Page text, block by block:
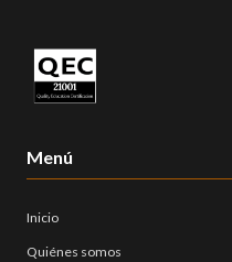
Menú
Inicio
Quiénes somos